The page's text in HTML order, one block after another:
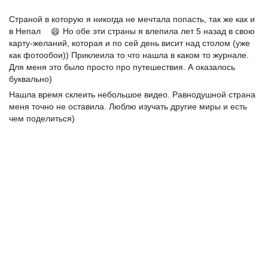
Страной в которую я никогда не мечтала попасть, так же как и
в Непал
😄 Но обе эти страны я влепила лет 5 назад в свою
карту-желаний, которая и по сей день висит над столом (уже
как фотообои)) Приклеила то что нашла в каком то журнале.
Для меня это было просто про путешествия. А оказалось
буквально)
Нашла время склеить небольшое видео. Равнодушной страна
меня точно не оставила. Люблю изучать другие миры и есть
чем поделиться)